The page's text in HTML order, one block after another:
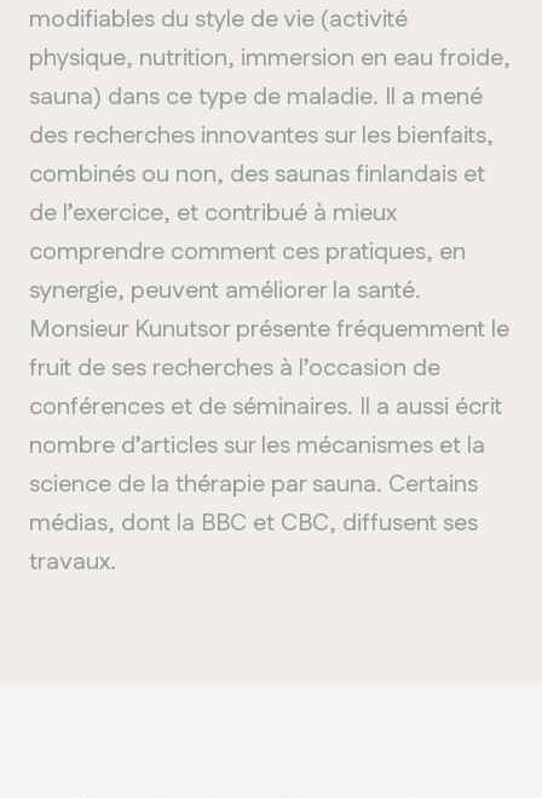
modifiables du style de vie (activité
physique, nutrition, immersion en eau froide,
sauna) dans ce type de maladie. Il a mené
des recherches innovantes sur les bienfaits,
combinés ou non, des saunas finlandais et
de l’exercice, et contribué à mieux
comprendre comment ces pratiques, en
synergie, peuvent améliorer la santé.
Monsieur Kunutsor présente fréquemment le
fruit de ses recherches à l’occasion de
conférences et de séminaires. Il a aussi écrit
nombre d’articles sur les mécanismes et la
science de la thérapie par sauna. Certains
médias, dont la BBC et CBC, diffusent ses
travaux.